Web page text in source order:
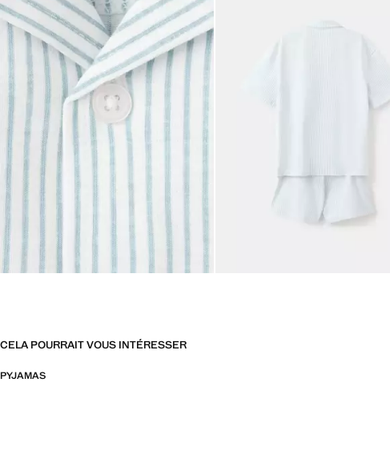
CELA POURRAIT VOUS INTÉRESSER
PYJAMAS